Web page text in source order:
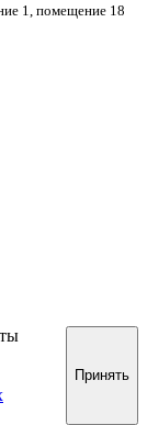
1, помещение 18
Принять